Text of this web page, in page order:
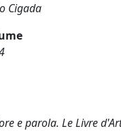
Cigada
e parola. Le Livre